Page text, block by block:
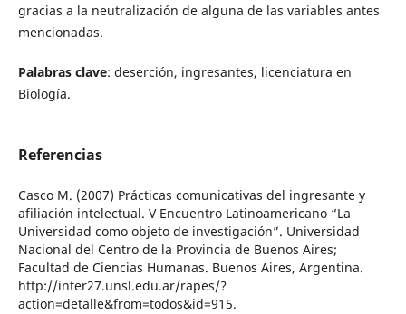
gracias a la neutralización de alguna de las variables antes
mencionadas.
Palabras clave: deserción, ingresantes, licenciatura en
Biología.
Referencias
Casco M. (2007) Prácticas comunicativas del ingresante y
afiliación intelectual. V Encuentro Latinoamericano “La
Universidad como objeto de investigación”. Universidad
Nacional del Centro de la Provincia de Buenos Aires;
Facultad de Ciencias Humanas. Buenos Aires, Argentina.
http://inter27.unsl.edu.ar/rapes/?
action=detalle&from=todos&id=915.